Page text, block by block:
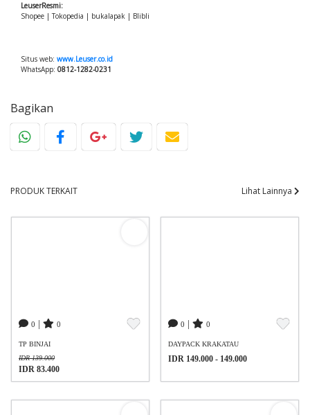
LeuserResmi:
Shopee | Tokopedia | bukalapak | Blibli
Situs web: www.Leuser.co.id
WhatsApp: 0812-1282-0231
Bagikan
PRODUK TERKAIT Lihat Lainnya
0 0
TP BINJAI
IDR 139.000
IDR 83.400
0 0
DAYPACK KRAKATAU
IDR 149.000 - 149.000